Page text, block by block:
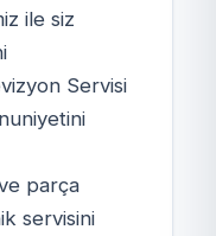
ile siz
Servisi
parça
servisini